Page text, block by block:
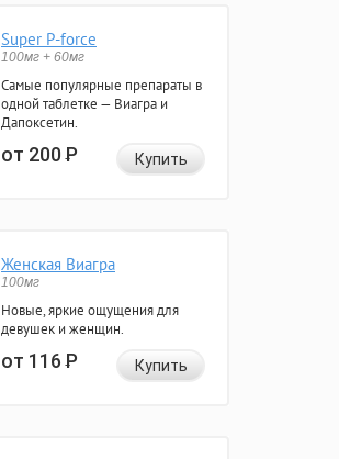
Super P-force
100мг + 60мг
Самые популярные препараты в
одной таблетке — Виагра и
Дапоксетин.
от 200Р Купить
Женская Виагра
100мг
Новые, яркие ощущения для
девушек и женщин.
от 116Р Купить